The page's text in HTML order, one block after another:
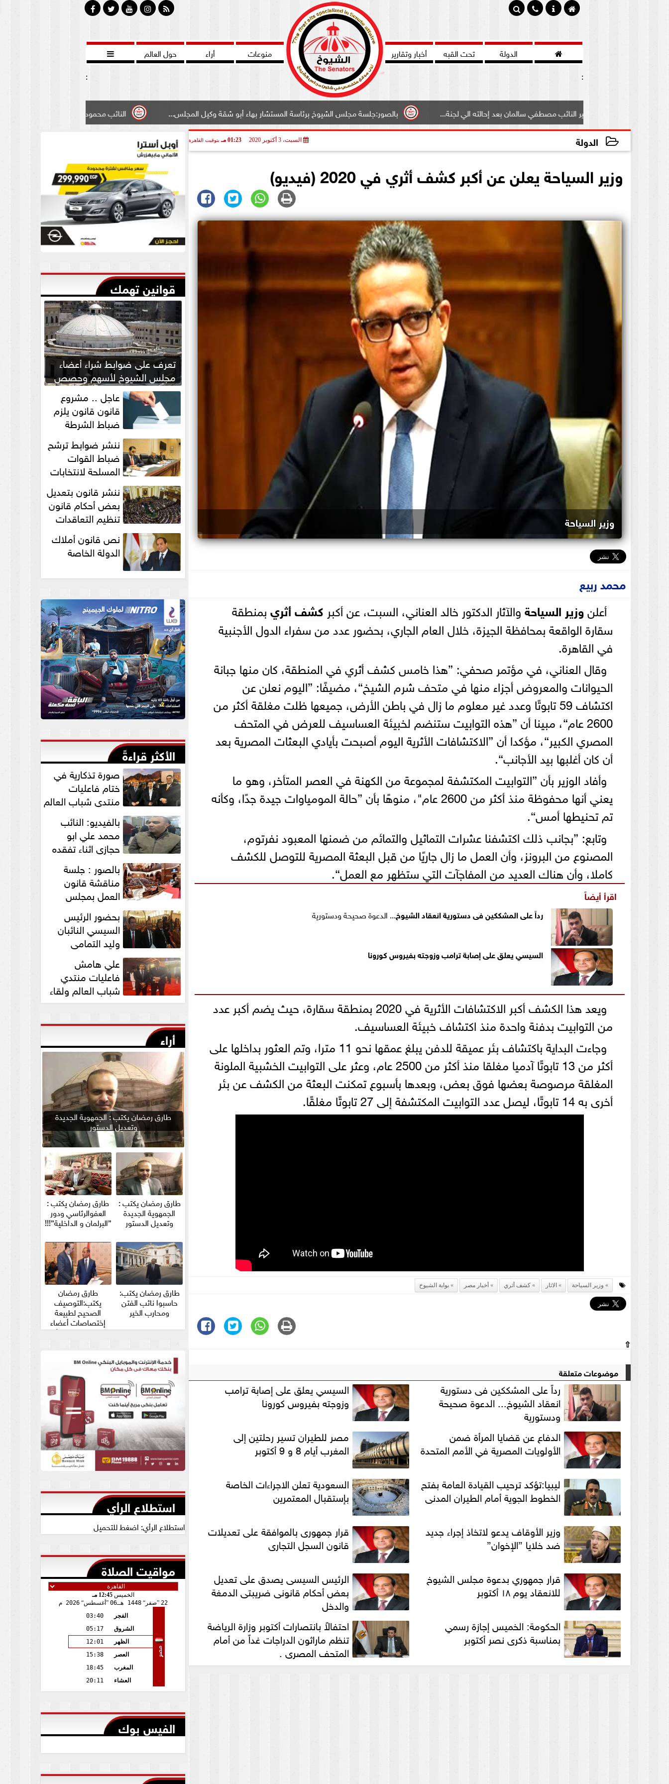
 الدولة تحت القبه أخبار وتقارير منوعات أراء حول العالم

:
:
النائب محمود سامي ”لبوابة الشيوخ”طالبت بادخال بالصور:جلسة مجلس الشيوخ برئاسة المستشار بهاء أبو شقة وكيل المجلس... تعرف علي مصير النائب مصطفي سالمان بعد إحالته الي لجنة...
الدولة السبت، 3 أكتوبر 2020 01:23 مـ بتوقيت القاهرة
وزير السياحة يعلن عن أكبر كشف أثري في 2020 (فيديو)
وزير السياحة
محمد ربيع
أعلنوزير السياحةوالآثار الدكتور خالد العناني، السبت، عن أكبر كشف أثريبمنطقة
سقارة الواقعة بمحافظة الجيزة، خلال العام الجاري، بحضور عدد من سفراء الدول الأجنبية
في القاهرة.
وقال العناني، في مؤتمر صحفي: ”هذا خامس كشف أثري في المنطقة، كان منها جبانة
الحيوانات والمعروض أجزاء منها في متحف شرم الشيخ“، مضيفًا: ”اليوم نعلن عن
اكتشاف 59 تابوتًا وعدد غير معلوم ما زال في باطن الأرض، جميعها ظلت مغلقة أكثر من
2600 عام“، مبينا أن ”هذه التوابيت ستنضم لخبيئة العساسيف للعرض في المتحف
المصري الكبير“، مؤكدا أن ”الاكتشافات الأثرية اليوم أصبحت بأيادي البعثات المصرية بعد
أن كان أغلبها بيد الأجانب“.
وأفاد الوزير بأن ”التوابيت المكتشفة لمجموعة من الكهنة في العصر المتأخر، وهو ما
يعني أنها محفوظة منذ أكثر من 2600 عام"، منوهًا بأن ”حالة المومياوات جيدة جدًا، وكأنه
تم تحنيطها أمس“.
وتابع: ”بجانب ذلك اكتشفنا عشرات التماثيل والتمائم من ضمنها المعبود نفرتوم،
المصنوع من البرونز، وأن العمل ما زال جاريًا من قبل البعثة المصرية للتوصل للكشف
كاملا، وأن هناك العديد من المفاجآت التي ستظهر مع العمل“.
اقرأ أيضاً
رداً على المشككين فى دستورية انعقادالشيوخ... الدعوة صحيحة ودستورية
السيسي يعلق على إصابة ترامب وزوجته بفيروس كورونا
ويعد هذا الكشف أكبر الاكتشافات الأثرية في 2020 بمنطقة سقارة، حيث يضم أكبر عدد
من التوابيت بدفنة واحدة منذ اكتشاف خبيئة العساسيف.
وجاءت البداية باكتشاف بئر عميقة للدفن يبلغ عمقها نحو 11 مترا، وتم العثور بداخلها على
أكثر من 13 تابوتًا آدميا مغلقا منذ أكثر من 2500 عام، وعثر على التوابيت الخشبية الملونة
المغلقة مرصوصة بعضها فوق بعض، وبعدها بأسبوع تمكنت البعثة من الكشف عن بئر
أخرى به 14 تابوتًا، ليصل عدد التوابيت المكتشفة إلى 27 تابوتًا مغلقًا.
وزير السياحة الاثار كشف أثري أخبار مصر بوابة الشيوخ
⇧
موضوعات متعلقة
رداً على المشككين فى دستورية
انعقاد الشيوخ... الدعوة صحيحة
ودستورية
السيسي يعلق على إصابة ترامب
وزوجته بفيروس كورونا
الدفاع عن قضايا المرأة ضمن
الأولويات المصرية في الأمم المتحدة
مصر للطيران تسير رحلتين إلى
المغرب أيام 8 و 9 أكتوبر
ليبيا:تؤكد ترحيب القيادة العامة بفتح
الخطوط الجوية أمام الطيران المدنى
السعودية تعلن الاجراءات الخاصة
بإستقبال المعتمرين
وزير الأوقاف يدعو لاتخاذ إجراء جديد
ضد خلايا ”الإخوان”
قرار جمهورى بالموافقة على تعديلات
قانون السجل التجارى
قرار جمهوري بدعوة مجلس الشيوخ
للانعقاد يوم ١٨ أكتوبر
الرئيس السيسى يصدق على تعديل
بعض أحكام قانونى ضريبتى الدمغة
والدخل
الحكومة: الخميس إجازة رسمي
بمناسبة ذكرى نصر أكتوبر
احتفالاً بانتصارات أكتوبر وزارة الرياضة
تنظم ماراثون الدراجات غداً من أمام
المتحف المصري .
قوانين تهمك
تعرف على ضوابط شراء أعضاء
مجلس الشيوخ لأسهم وحصص
بالشركات عاجل .. مشروع
قانون قانون يلزم
ضباط الشرطة
بالاستئذان لخوض
انتخابات... ننشر ضوابط ترشح
ضباط القوات
المسلحة لانتخابات
الرئاسة والمجالس
النيابية والمحلية‎ ننشر قانون بتعديل
بعض أحكام قانون
تنظيم التعاقدات
نص قانون أملاك
الدولة الخاصة
الأكثر قراءةً
صورة تذكارية في
ختام فاعليات
منتدي شباب العالم
”التمامي... بالفيديو: النائب
محمد علي ابو
حجازي اثناء تفقده
للكشف علي... بالصور : جلسة
مناقشة قانون
العمل بمجلس
المستشار عبد الوهاب...
بحضور الرئيس
السيسي النائبان
وليد التمامي
يشاركان في قداس عيد...
علي هامش
فاعليات منتدي
شباب العالم ولقاء
النائب وليد التمامي
أراء
طارق رمضان يكتب : الجمهوية الجديدة
وتعديل الدستور
طارق رمضان يكتب :
الجمهوية الجديدة
وتعديل الدستور
طارق رمضان يكتب :
العفوالرئاسي ودور
”البرلمان و الداخلية”!!!
طارق رمضان يكتب:
حاسبوا نائب الفتن
ومحارب الخير
طارق رمضان
يكتب:التوصيف
الصحيح لطبيعة
إختصاصات أعضاء
مجلس الشيوخ والأمين
استطلاع الرأي
استطلاع الرأي: اضغط للتحميل
مواقيت الصلاة
الخميس12:45 مـ
22
صفر 1448 هـ 06 أغسطس 2026 م
مصر
الفجر
03:40
الشروق
05:17
الظهر
12:01
العصر
15:38
المغرب
18:45
العشاء
20:11
الفيس بوك